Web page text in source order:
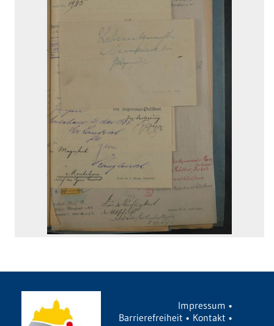
Impressum •
Barrierefreiheit • Kontakt •